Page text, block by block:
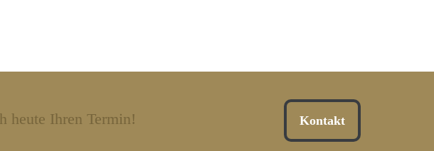
heute Ihren Termin! Kontakt